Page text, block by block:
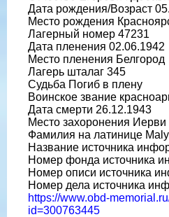
Дата рождения/Возраст
Место рождения
Лагерный номер 47231
Дата пленения 02.06.1942
Место пленения Белгород
Лагерь шталаг 345
Судьба Погиб в плену
Воинское звание
Дата смерти 26.12.1943
Место захоронения Иерви
Фамилия на латинице
Название источника
Номер фонда источника
Номер описи источника
Номер дела источника
https://www.obd-
id=300763445